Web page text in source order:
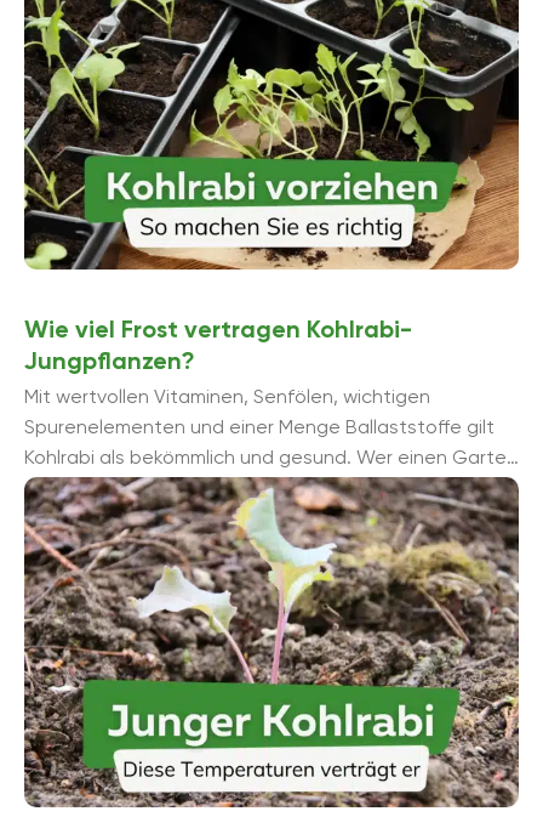
Wie viel Frost vertragen Kohlrabi-
Jungpflanzen?
Mit wertvollen Vitaminen, Senfölen, wichtigen
Spurenelementen und einer Menge Ballaststoffe gilt
Kohlrabi als bekömmlich und gesund. Wer einen Garten
hat, kann das Gemüse ganz einfach selbst anbauen.
...